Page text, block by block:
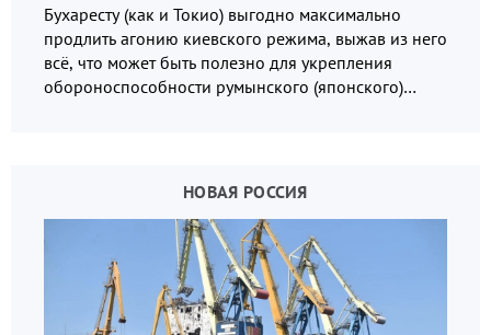
Бухаресту (как и Токио) выгодно максимально
продлить агонию киевского режима, выжав из него
всё, что может быть полезно для укрепления
обороноспособности румынского (японского)
НОВАЯ РОССИЯ